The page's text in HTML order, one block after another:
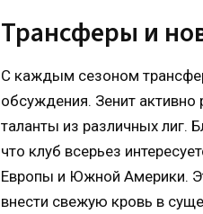
Трансферы и
С каждым сезоном
обсуждения. Зенит
таланты из различных лиг.
что клуб всерьез
Европы и Южной Америки.
внести свежую кровь в